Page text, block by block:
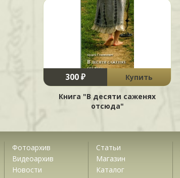
300 ₽
Купить
Книга "В десяти саженях
отсюда"
Фотоархив
Видеоархив
Новости
Статьи
Магазин
Каталог